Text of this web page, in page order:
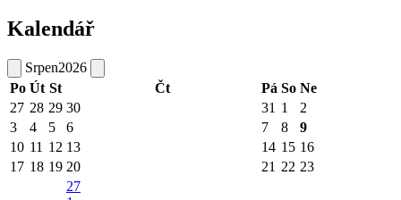
Kalendář
Srpen2026
Po Út St Čt Pá So Ne
27 28 29 30 31 1
2
3
4 5 6 7 8
9
10 11 12 13 14 15 16
17 18 19 20 21 22 23
27